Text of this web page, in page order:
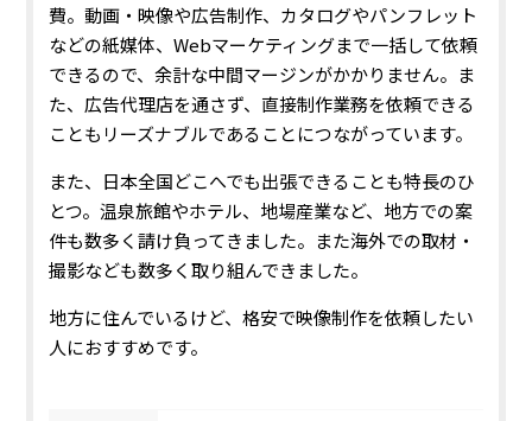
費。動画・映像や広告制作、カタログやパンフレット
などの紙媒体、Webマーケティングまで一括して依頼
できるので、余計な中間マージンがかかりません。ま
た、広告代理店を通さず、直接制作業務を依頼できる
こともリーズナブルであることにつながっています。
また、日本全国どこへでも出張できることも特長のひ
とつ。温泉旅館やホテル、地場産業など、地方での案
件も数多く請け負ってきました。また海外での取材・
撮影なども数多く取り組んできました。
地方に住んでいるけど、格安で映像制作を依頼したい
人におすすめです。